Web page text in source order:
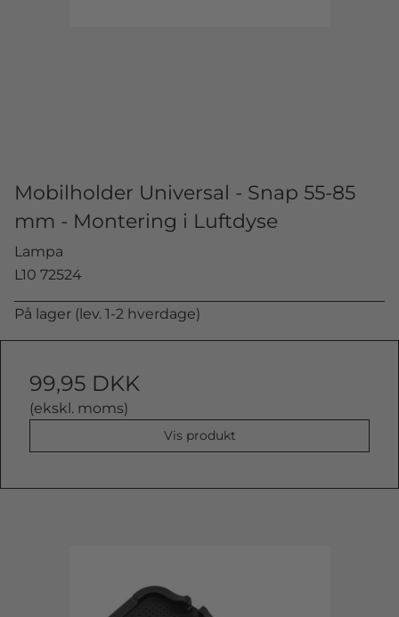
Mobilholder Universal - Snap 55-85
mm - Montering i Luftdyse
Lampa
L10 72524
På lager (lev. 1-2 hverdage)
99,95 DKK
(ekskl. moms)
Vis produkt